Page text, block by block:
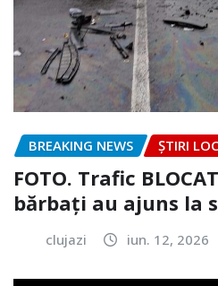
BREAKING NEWS ȘTIRI
FOTO. Trafic
bărbați au ajuns la
clujazi iun. 12, 2026